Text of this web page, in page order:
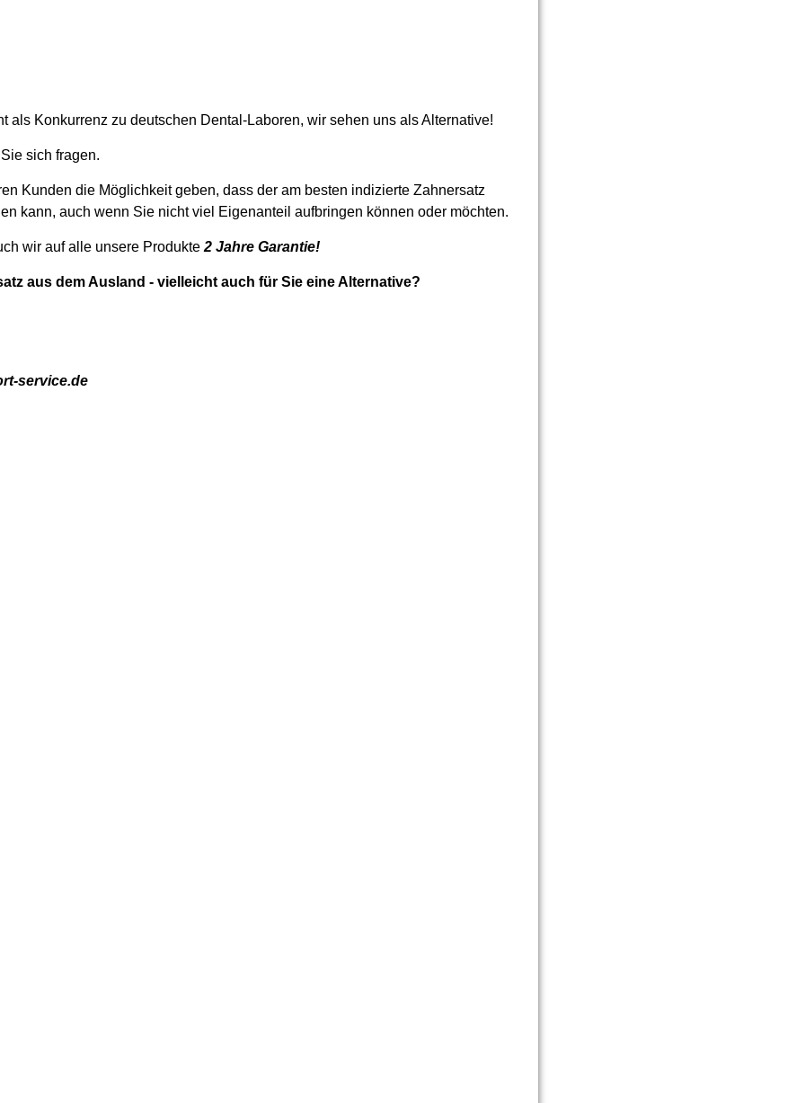
als Konkurrenz zu deutschen Dental-Laboren, wir sehen uns als Alternative!
sich fragen.
Kunden die Möglichkeit geben, dass der am besten indizierte Zahnersatz
kann, auch wenn Sie nicht viel Eigenanteil aufbringen können oder möchten.
wir auf alle unsere Produkte 2 Jahre Garantie!
aus dem Ausland - vielleicht auch für Sie eine Alternative?
service.de